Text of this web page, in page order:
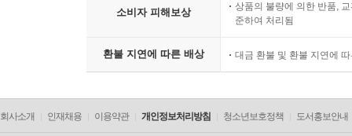
소비자 피해보상
상품의 불량에 의한 반품,
준하여 처리됨
환불 지연에 따른 배상 대금 환불 및 환불 지연에
회사소개 인재채용 이용약관 개인정보처리방침 청소년보호정책 도서홍보안내